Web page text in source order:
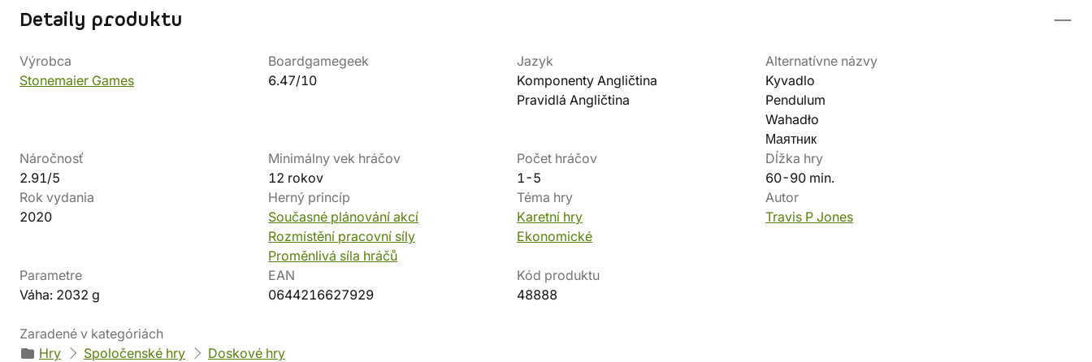
Detaily produktu
Výrobca
Stonemaier Games
Boardgamegeek
6.47/10
Jazyk
Komponenty Angličtina
Pravidlá Angličtina
Alternatívne názvy
Kyvadlo
Pendulum
Wahadło
Маятник
Náročnosť
2.91/5
Minimálny vek hráčov
12 rokov
Počet hráčov
1-5
Dĺžka hry
60-90 min.
Rok vydania
2020
Herný princíp
Současné plánování akcí
Rozmístění pracovní síly
Proměnlivá síla hráčů
Téma hry
Karetní hry
Ekonomické
Autor
Travis P Jones
Parametre
Váha: 2032 g
EAN
0644216627929
Kód produktu
48888
Zaradené v kategóriách
Hry
Spoločenské hry Doskové hry